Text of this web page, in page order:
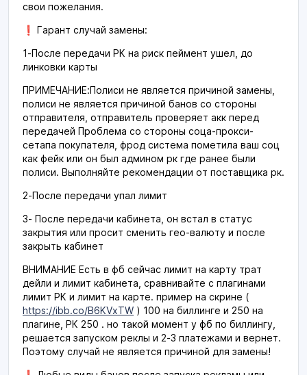
свои пожелания.
❗️ Гарант случай замены:
1-После передачи РК на риск пеймент ушел, до
линковки карты
ПРИМЕЧАНИЕ:Полиси не является причиной замены,
полиси не является причиной банов со стороны
отправителя, отправитель проверяет акк перед
передачей Проблема со стороны соца-прокси-
сетапа покупателя, фрод система пометила ваш соц
как фейк или он был админом рк где ранее были
полиси. Выполняйте рекомендации от поставщика рк.
2-После передачи упал лимит
3- После передачи кабинета, он встал в статус
закрытия или просит сменить гео-валюту и после
закрыть кабинет
ВНИМАНИЕ Есть в фб сейчас лимит на карту трат
дейли и лимит кабинета, сравнивайте с плагинами
лимит РК и лимит на карте. пример на скрине (
https://ibb.co/B6KVxTW ) 100 на биллинге и 250 на
плагине, РК 250 . но такой момент у фб по биллингу,
решается запуском реклы и 2-3 платежами и вернет.
Поэтому случай не является причиной для замены!